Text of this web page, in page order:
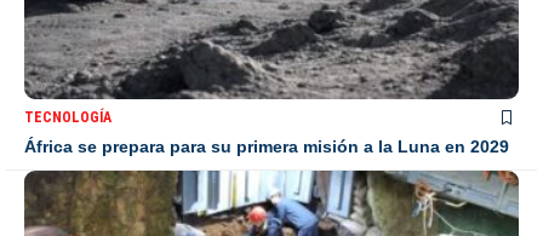
TECNOLOGÍA
África se prepara para su primera misión a la Luna en 2029